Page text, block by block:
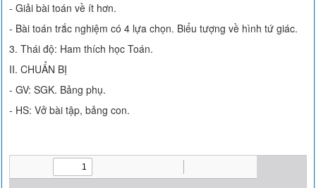
- Giải bài toán về ít hơn.
- Bài toán trắc nghiệm có 4 lựa chọn. Biểu tượng về hình tứ giác.
3. Thái độ: Ham thích học Toán.
II. CHUẨN BỊ
- GV: SGK. Bảng phụ.
- HS: Vở bài tập, bảng con.